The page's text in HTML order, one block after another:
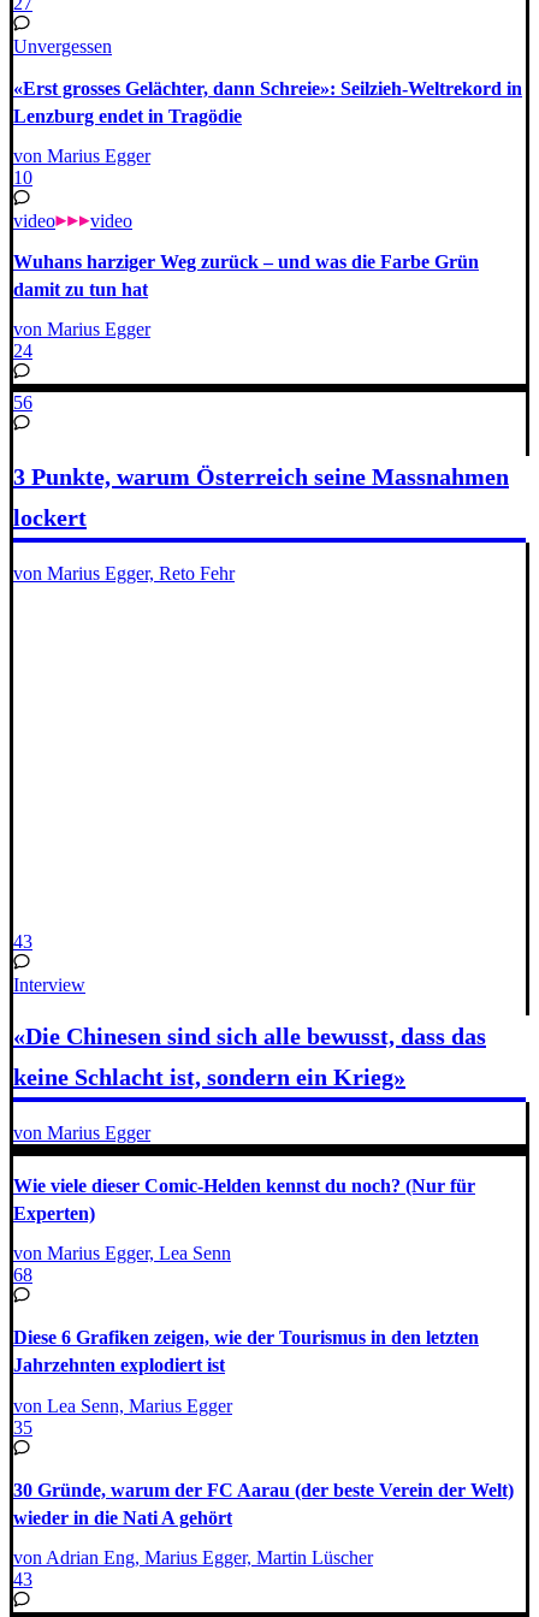
Unvergessen
«Erst grosses Gelächter, dann Schreie»: Seilzieh-Weltrekord in
Lenzburg endet in Tragödie
von Marius Egger
10
video video
Wuhans harziger Weg zurück – und was die Farbe Grün
damit zu tun hat
von Marius Egger
24
56
3 Punkte, warum Österreich seine Massnahmen
lockert
von Marius Egger, Reto Fehr
43
Interview
«Die Chinesen sind sich alle bewusst, dass das
keine Schlacht ist, sondern ein Krieg»
von Marius Egger
Wie viele dieser Comic-Helden kennst du noch? (Nur für
Experten)
von Marius Egger, Lea Senn
68
Diese 6 Grafiken zeigen, wie der Tourismus in den letzten
Jahrzehnten explodiert ist
von Lea Senn, Marius Egger
35
30 Gründe, warum der FC Aarau (der beste Verein der Welt)
wieder in die Nati A gehört
von Adrian Eng, Marius Egger, Martin Lüscher
43